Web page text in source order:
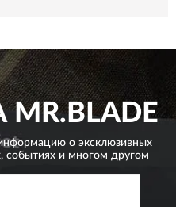
MR.BLADE
о эксклюзивных
событиях и многом другом